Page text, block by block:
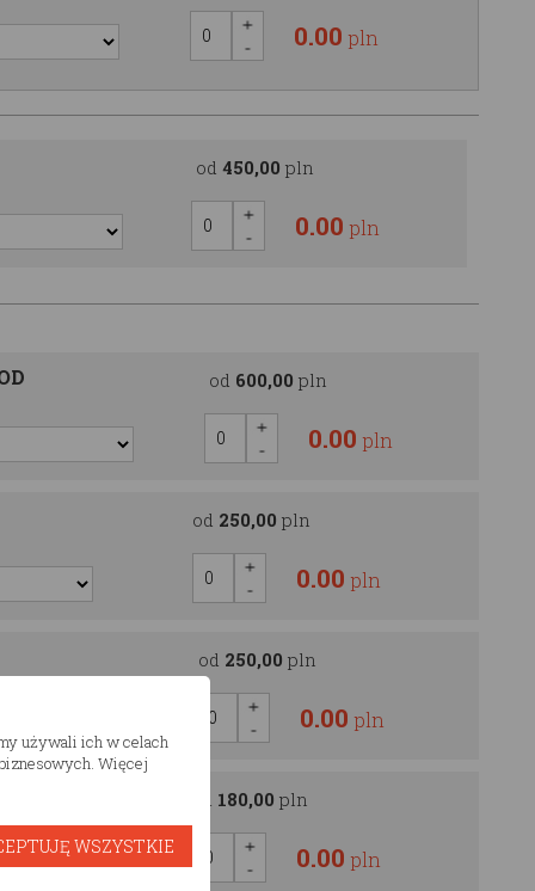
0.00 pln
od450,00 pln
0.00 pln
od 600,00 pln
0.00 pln
od 250,00 pln
0.00 pln
od 250,00 pln
0.00 pln
od 180,00 pln
0.00 pln
używali ich w celach
Więcej
WSZYSTKIE